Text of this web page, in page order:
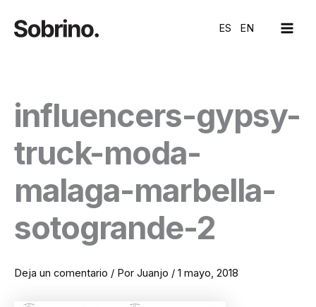
contenido
ES EN
influencers-gypsy-
truck-moda-
malaga-marbella-
sotogrande-2
Deja un comentario / Por Juanjo / 1 mayo, 2018